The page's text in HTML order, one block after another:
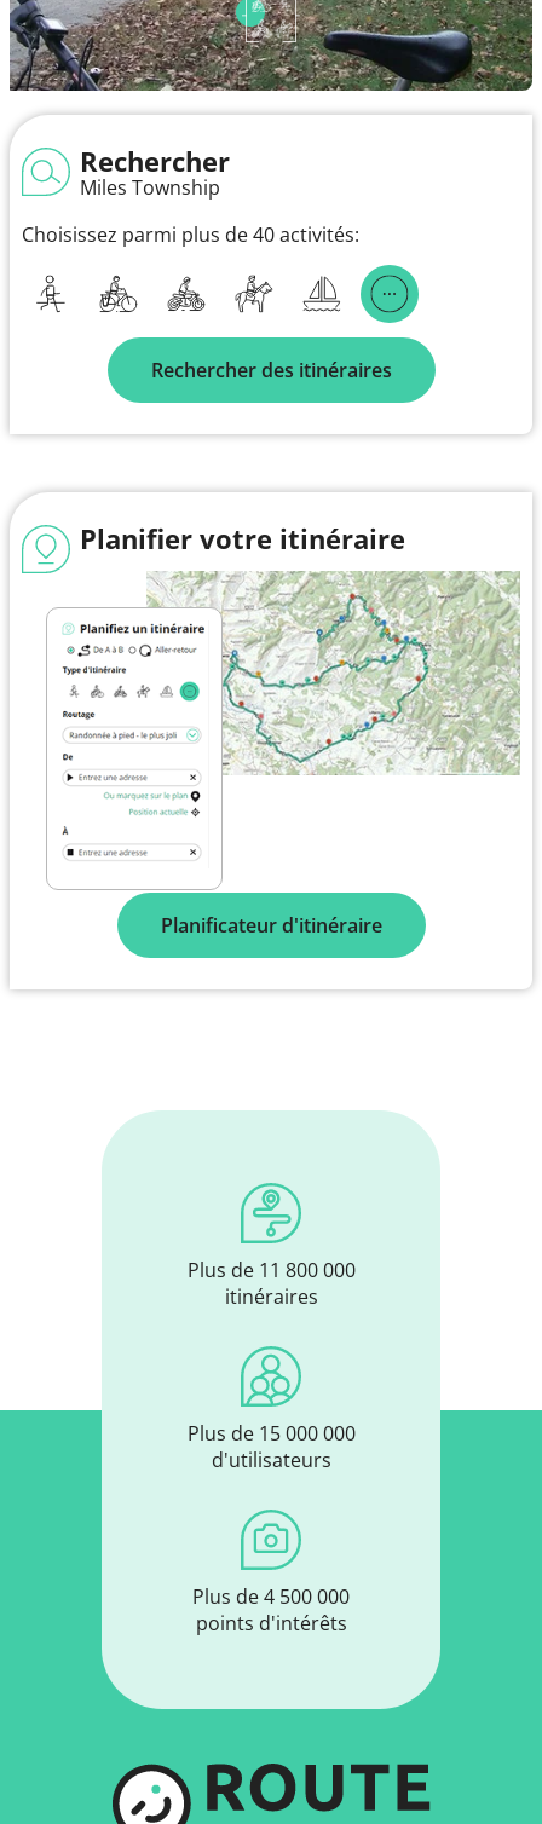
Rechercher
Miles Township
Choisissez parmi plus de 40 activités:
Rechercher des itinéraires
Planifier votre itinéraire
Planificateur d'itinéraire
Plus de 11 800 000
itinéraires
Plus de 15 000 000
d'utilisateurs
Plus de 4 500 000
points d'intérêts